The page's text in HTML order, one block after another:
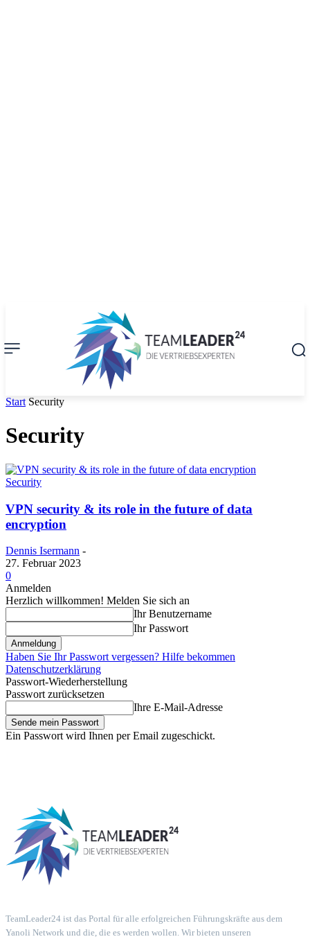
Start Security
Security
Security
VPN security & its role in the future of data
encryption
Dennis Isermann -
27. Februar 2023
0
Anmelden
Herzlich willkommen! Melden Sie sich an
Ihr Benutzername
Ihr Passwort
Haben Sie Ihr Passwort vergessen? Hilfe bekommen
Datenschutzerklärung
Passwort-Wiederherstellung
Passwort zurücksetzen
Ihre E-Mail-Adresse
Ein Passwort wird Ihnen per Email zugeschickt.
TeamLeader24 ist das Portal für alle erfolgreichen Führungskräfte aus dem
Yanoli Network und die, die es werden wollen. Wir bieten unseren